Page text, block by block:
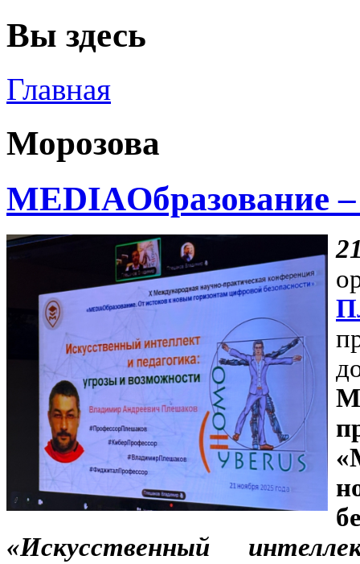
Вы здесь
Главная
Морозова
MEDIAОбразование –
«Искусственный